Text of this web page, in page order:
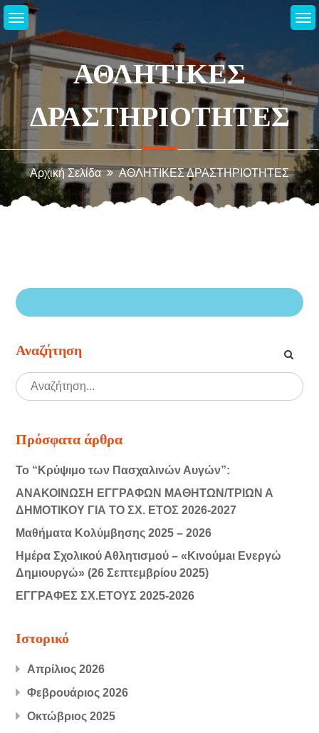
Μεταπηδήστε
στο
περιεχόμενο
ΑΘΛΗΤΙΚΕΣ
ΔΡΑΣΤΗΡΙΟΤΗΤΕΣ
Αρχική Σελίδα ΑΘΛΗΤΙΚΕΣ ΔΡΑΣΤΗΡΙΟΤΗΤΕΣ
Αναζήτηση
Πρόσφατα άρθρα
Το “Κρύψιμο των Πασχαλινών Αυγών”:
ΑΝΑΚΟΙΝΩΣΗ ΕΓΓΡΑΦΩΝ ΜΑΘΗΤΩΝ/ΤΡΙΩΝ Α
ΔΗΜΟΤΙΚΟΥ ΓΙΑ ΤΟ ΣΧ. ΕΤΟΣ 2026-2027
Μαθήματα Κολύμβησης 2025 – 2026
Ημέρα Σχολικού Αθλητισμού – «Κινούμaι Ενεργώ
Δημιουργώ» (26 Σεπτεμβρίου 2025)
ΕΓΓΡΑΦΕΣ ΣΧ.ΕΤΟΥΣ 2025-2026
Ιστορικό
Απρίλιος 2026
Φεβρουάριος 2026
Οκτώβριος 2025